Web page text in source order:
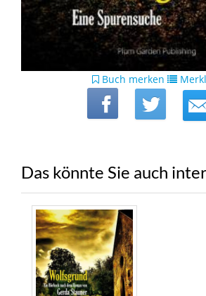
Buch merken
Das könnte Sie auch